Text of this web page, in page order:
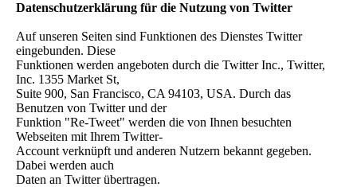
Datenschutzerklärung für die Nutzung von Twitter
Auf unseren Seiten sind Funktionen des Dienstes Twitter
eingebunden. Diese
Funktionen werden angeboten durch die Twitter Inc., Twitter,
Inc. 1355 Market St,
Suite 900, San Francisco, CA 94103, USA. Durch das
Benutzen von Twitter und der
Funktion "Re-Tweet" werden die von Ihnen besuchten
Webseiten mit Ihrem Twitter-
Account verknüpft und anderen Nutzern bekannt gegeben.
Dabei werden auch
Daten an Twitter übertragen.